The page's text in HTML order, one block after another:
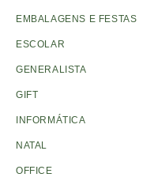
EMBALAGENS E FESTAS
ESCOLAR
GENERALISTA
GIFT
INFORMÁTICA
NATAL
OFFICE